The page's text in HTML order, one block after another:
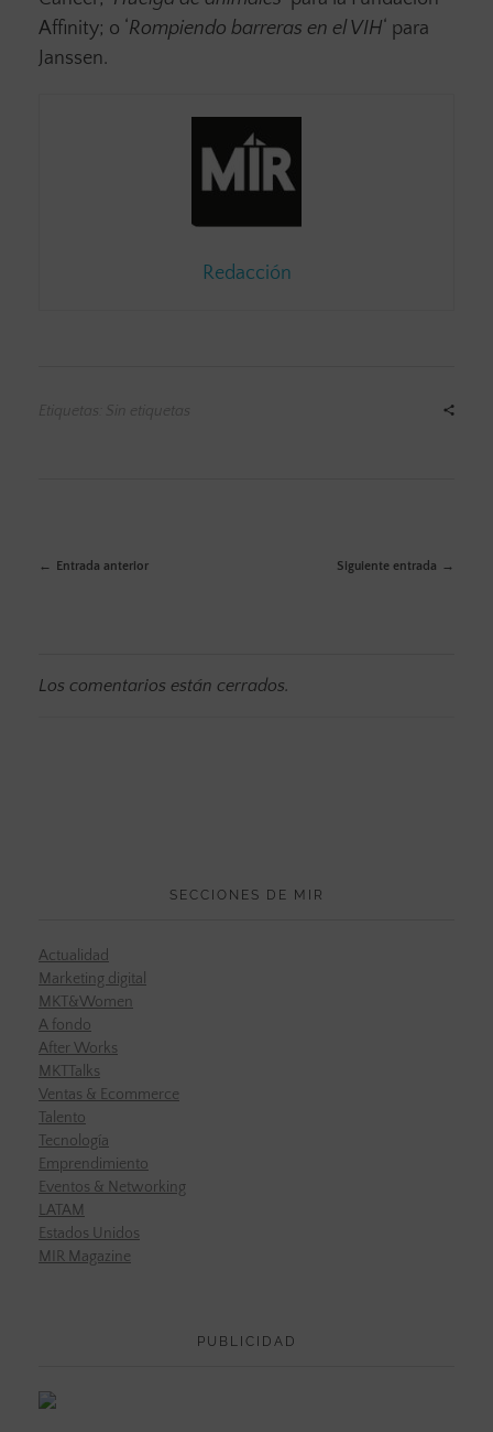
Affinity; o ‘Rompiendo barreras en el VIH‘ para
Janssen.
Redacción
Etiquetas: Sin etiquetas
Entrada anterior Siguiente entrada
Los comentarios están cerrados.
SECCIONES DE MIR
Actualidad
Marketing digital
MKT&Women
A fondo
After Works
MKTTalks
Ventas & Ecommerce
Talento
Tecnología
Emprendimiento
Eventos & Networking
LATAM
Estados Unidos
MIR Magazine
PUBLICIDAD